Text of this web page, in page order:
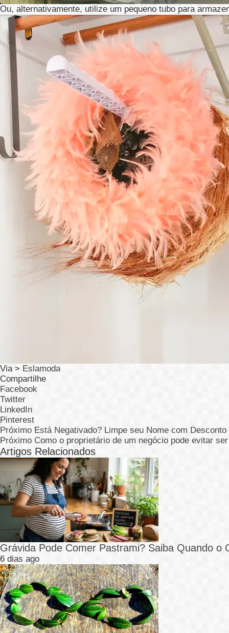
Ou, alternativamente, utilize um pequeno tubo para
Via > Eslamoda
Compartilhe
Facebook
Twitter
LinkedIn
Pinterest
Próximo Está Negativado? Limpe seu Nome com Desconto
Próximo Como o proprietário de um negócio pode evitar
Artigos Relacionados
Grávida Pode Comer Pastrami? Saiba Quando o
6 dias ago